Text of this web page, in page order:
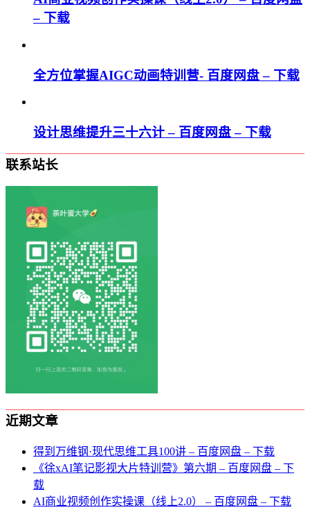
– 下载
全方位掌握AIGC动画特训营- 百度网盘 – 下载
设计思维提升三十六计 – 百度网盘 – 下载
联系站长
近期文章
得到万维钢·现代思维⼯具100讲 – 百度网盘 – 下载
《徐xAI笔记影视大片特训营》第六期 – 百度网盘 – 下
载
AI商业视频创作实操课（线上2.0） – 百度网盘 – 下载